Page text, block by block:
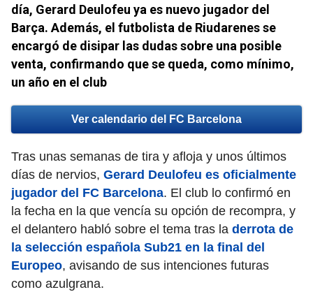
día, Gerard Deulofeu ya es nuevo jugador del
Barça. Además, el futbolista de Riudarenes se
encargó de disipar las dudas sobre una posible
venta, confirmando que se queda, como mínimo,
un año en el club
Ver calendario del FC Barcelona
Tras unas semanas de tira y afloja y unos últimos
días de nervios, Gerard Deulofeu es oficialmente
jugador del FC Barcelona. El club lo confirmó en
la fecha en la que vencía su opción de recompra, y
el delantero habló sobre el tema tras la derrota de
la selección española Sub21 en la final del
Europeo, avisando de sus intenciones futuras
como azulgrana.